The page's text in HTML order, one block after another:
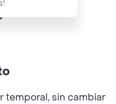
temporal, sin cambiar